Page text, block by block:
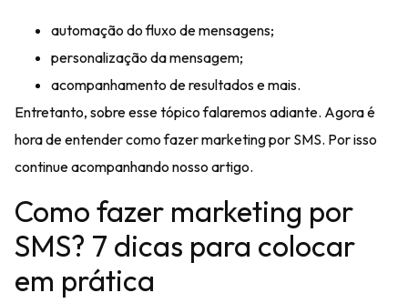
automação do fluxo de mensagens;
personalização da mensagem;
acompanhamento de resultados e mais.
Entretanto, sobre esse tópico falaremos adiante. Agora é
hora de entendercomo fazer marketing por SMS. Por isso
continue acompanhando nosso artigo.
Como fazer marketing por
SMS? 7 dicas para colocar
em prática